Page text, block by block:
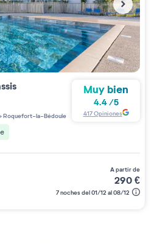
5
Roquefort-la-Bédoule
Muy bien
4.4/5
417Opiniones
a partir de
290€
7 noches del 01/12 al 08/12